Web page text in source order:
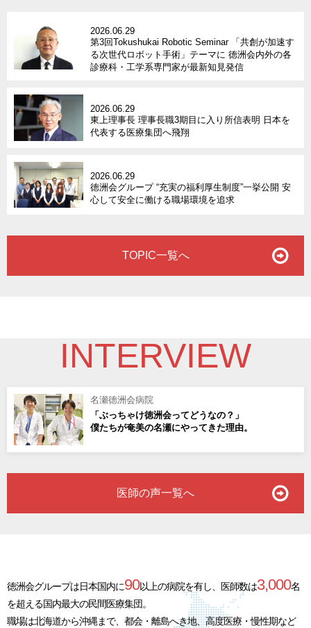
2026.06.29
第3回Tokushukai Robotic Seminar 「共創が加速す
る次世代ロボット手術」テーマに 徳洲会内外の各
診療科・工学系専門家が最新知見発信
2026.06.29
東上理事長 理事長職3期目に入り所信表明 日本を
代表する医療集団へ飛翔
2026.06.29
徳洲会グループ “充実の福利厚生制度”一挙公開 安
心して安全に働ける職場環境を追求
TOPIC一覧へ
INTERVIEW
名瀬徳洲会病院
「ぶっちゃけ徳洲会ってどうなの？」
僕たちが奄美の名瀬にやってきた理由。
医師の声一覧へ
徳洲会グループは日本国内に90以上の病院を有し、 医師数は3,000名
を超える国内最大の民間医療集団。
職場は北海道から沖縄まで、都会・離島へき地、高度医療・慢性期など